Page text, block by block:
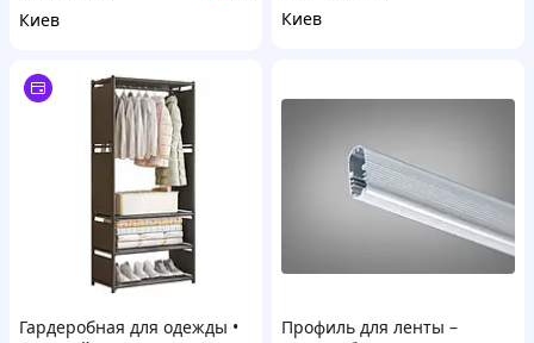
Киев
Киев
Гардеробная для одежды •
Профиль для ленты –